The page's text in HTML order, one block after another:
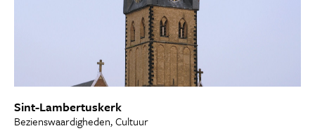
Sint-Lambertuskerk
Bezienswaardigheden, Cultuur